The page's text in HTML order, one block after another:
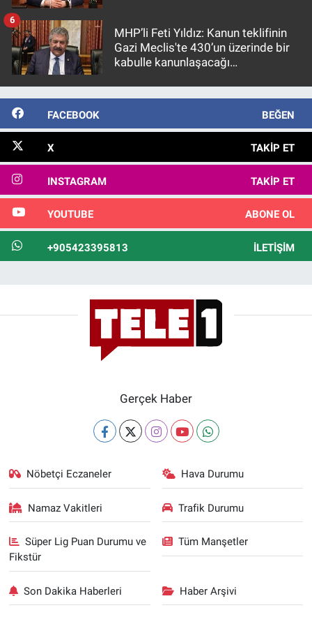
MHP’li Feti Yıldız: Kanun teklifinin
Gazi Meclis'te 430’un üzerinde bir
kabulle kanunlaşacağı
6
FACEBOOK BEĞEN
X TAKIP ET
INSTAGRAM TAKIP ET
YOUTUBE ABONE OL
+905423395813 İLETIŞIM
Gerçek Haber
Nöbetçi Eczaneler Hava Durumu
Namaz Vakitleri Trafik Durumu
Süper Lig Puan Durumu ve
Fikstür
Tüm Manşetler
Son Dakika Haberleri Haber Arşivi